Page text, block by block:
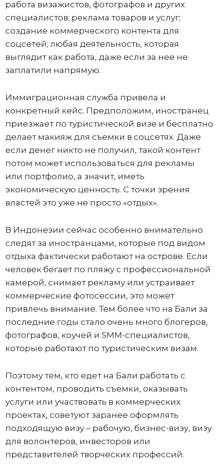
работа визажистов, фотографов и других
специалистов; реклама товаров и услуг;
создание коммерческого контента для
соцсетей; любая деятельность, которая
выглядит как работа, даже если за нее не
заплатили напрямую.
Иммиграционная служба привела и
конкретный кейс. Предположим, иностранец
приезжает по туристической визе и бесплатно
делает макияж для съемки в соцсетях. Даже
если денег никто не получил, такой контент
потом может использоваться для рекламы
или портфолио, а значит, иметь
экономическую ценность. С точки зрения
властей это уже не просто «отдых».
В Индонезии сейчас особенно внимательно
следят за иностранцами, которые под видом
отдыха фактически работают на острове. Если
человек бегает по пляжу с профессиональной
камерой, снимает рекламу или устраивает
коммерческие фотосессии, это может
привлечь внимание. Тем более что на Бали за
последние годы стало очень много блогеров,
фотографов, коучей и SMM-специалистов,
которые работают по туристическим визам.
Поэтому тем, кто едет на Бали работать с
контентом, проводить съемки, оказывать
услуги или участвовать в коммерческих
проектах, советуют заранее оформлять
подходящую визу – рабочую, бизнес-визу, визу
для волонтеров, инвесторов или
представителей творческих профессий.